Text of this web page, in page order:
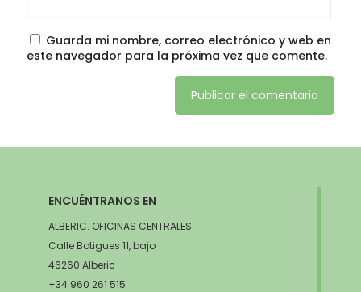
Guarda mi nombre, correo electrónico y web en
este navegador para la próxima vez que comente.
ENCUÉNTRANOS EN
ALBERIC. OFICINAS CENTRALES.
Calle Botigues 11, bajo
46260 Alberic
+34 960 261 515